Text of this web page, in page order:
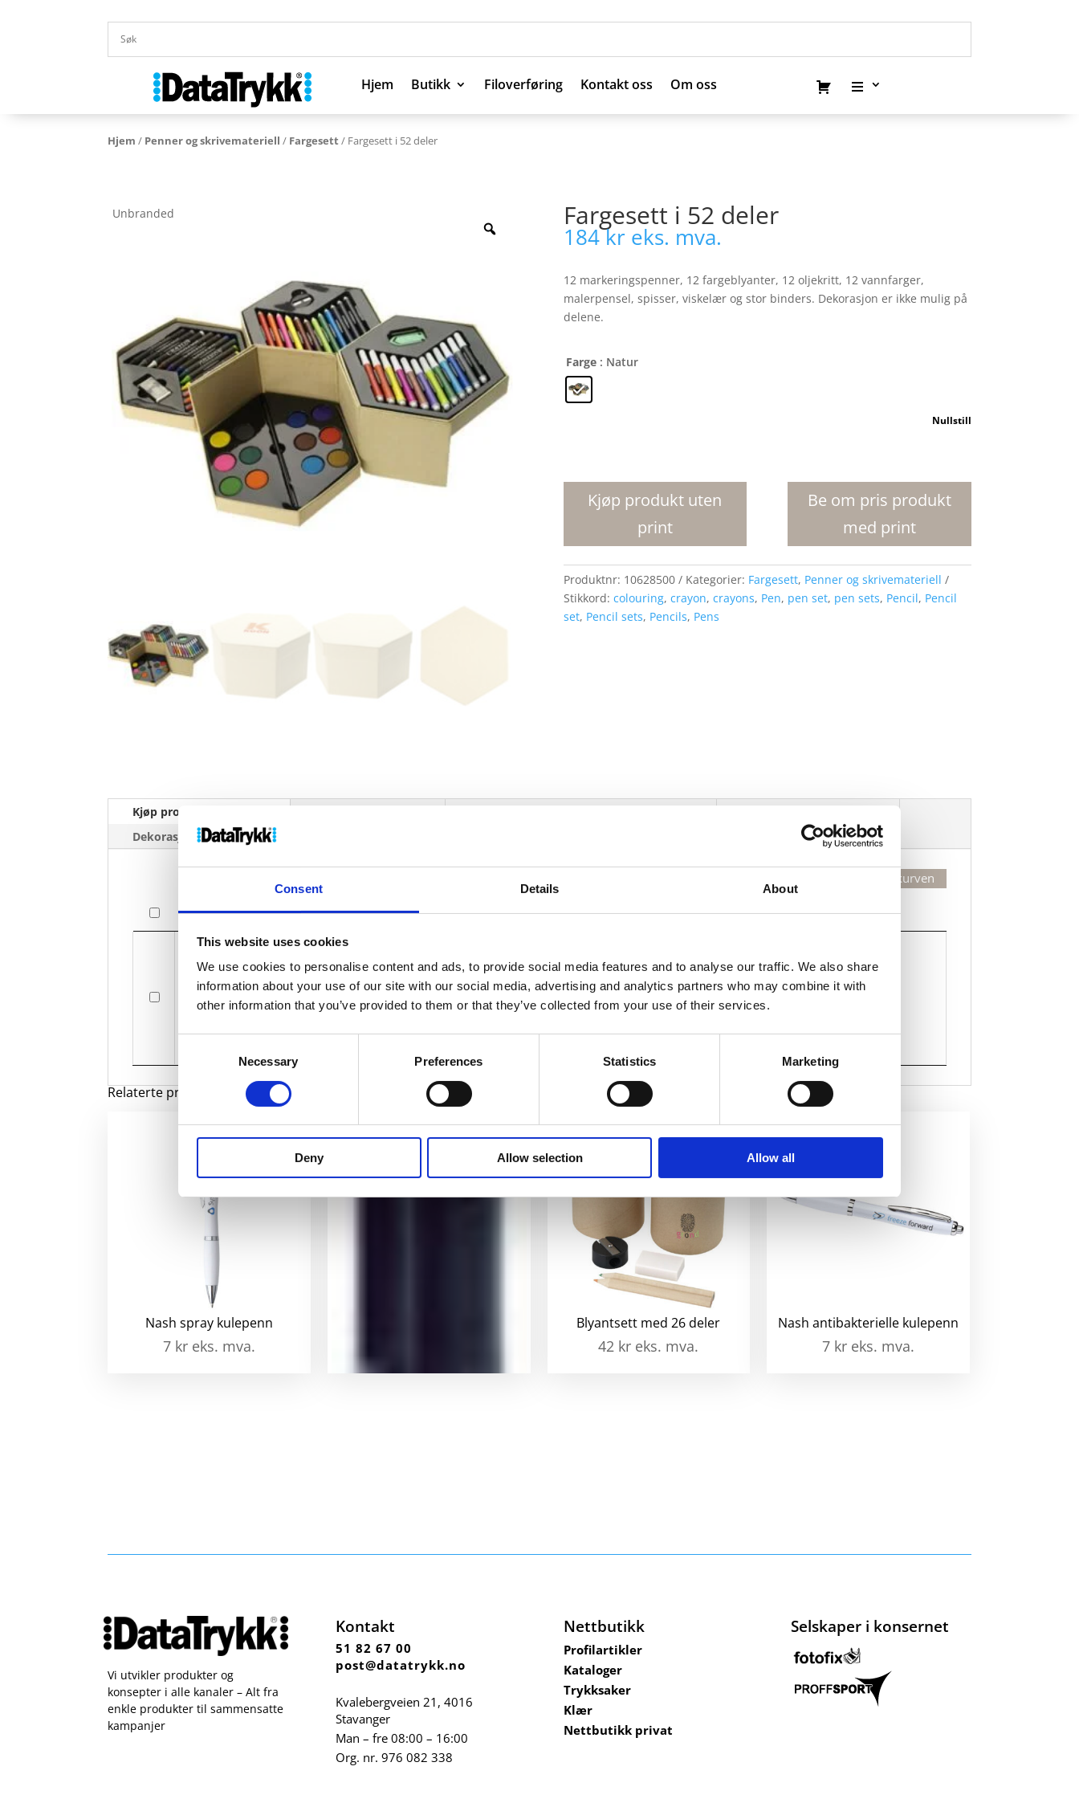
Consent Details About
This website uses cookies
We use cookies to personalise content and ads, to provide social media features and to analyse our traffic. We also share
information about your use of our site with our social media, advertising and analytics partners who may combine it with
other information that you’ve provided to them or that they’ve collected from your use of their services.
Selection
Necessary Preferences Statistics Marketing
Deny Allow selection Allow all
Hjem Butikk Filoverføring Kontakt oss Om oss
Hjem Butikk Filoverføring Kontakt oss Om oss
Hjem / Penner og skrivemateriell / Fargesett / Fargesett i 52 deler
Unbranded Fargesett i 52 deler
184kr eks. mva.
12 markeringspenner, 12 fargeblyanter, 12 oljekritt, 12 vannfarger,
malerpensel, spisser, viskelær og stor binders. Dekorasjon er ikke mulig på
delene.
Farge : Natur
Nullstill
Kjøp produkt uten
print
Be om pris produkt
med print
Produktnr: 10628500 Kategorier: Fargesett, Penner og skrivemateriell
Stikkord: colouring, crayon, crayons, Pen, pen set, pen sets, Pencil, Pencil
set, Pencil sets, Pencils, Pens
Kjøp produkt uten print
Dekorasjonpriser
Legg valgte i handlekurven
Bilde Navn På lager
Kjøp
Bilde
Fargesett i 52 deler - Natur På lager
Fargesett
i
deler
antall
Legg til i handlekurven
Relaterte produkter
Nash spray kulepenn
7 kr eks. mva.
Blyantsett med 26 deler
42 kr eks. mva.
Nash antibakterielle kulepenn
7 kr eks. mva.
Vi utvikler produkter og
konsepter i alle kanaler – Alt fra
enkle produkter til sammensatte
kampanjer
Kontakt
51 82 67 00
post@datatrykk.no
Kvalebergveien 21 , 4016
Stavanger
Man – fre 08:00 – 16:00
Org. nr. 976 082 338
Nettbutikk
Profilartikler
Kataloger
Trykksaker
Klær
Nettbutikk privat
Selskaper i konsernet